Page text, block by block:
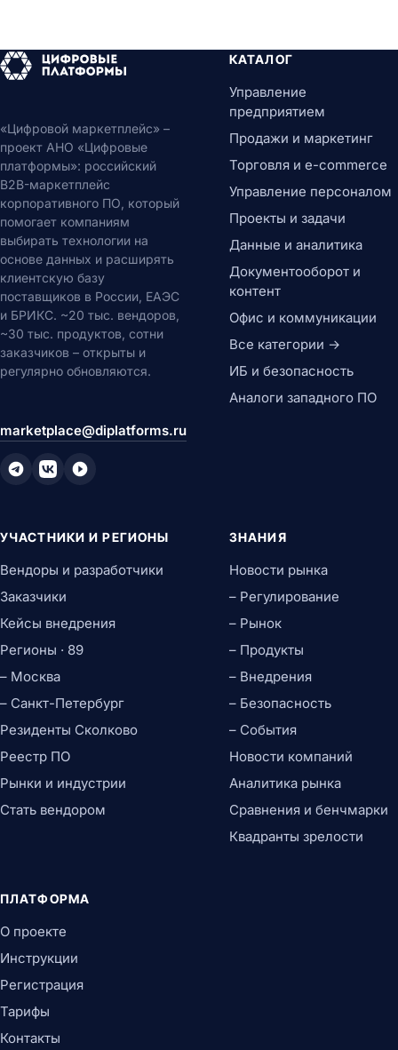
«Цифровой маркетплейс» –
проект АНО «Цифровые
платформы»: российский
B2B-маркетплейс
корпоративного ПО, который
помогает компаниям
выбирать технологии на
основе данных и расширять
клиентскую базу
поставщиков в России, ЕАЭС
и БРИКС. ~20 тыс. вендоров,
~30 тыс. продуктов, сотни
заказчиков – открыты и
регулярно обновляются.
marketplace@diplatforms.ru
КАТАЛОГ
Управление
предприятием
Продажи и маркетинг
Торговля и e-commerce
Управление персоналом
Проекты и задачи
Данные и аналитика
Документооборот и
контент
Офис и коммуникации
Все категории →
ИБ и безопасность
Аналоги западного ПО
УЧАСТНИКИ И РЕГИОНЫ
Вендоры и разработчики
Заказчики
Кейсы внедрения
Регионы · 89
– Москва
– Санкт-Петербург
Резиденты Сколково
Реестр ПО
Рынки и индустрии
Стать вендором
ЗНАНИЯ
Новости рынка
– Регулирование
– Рынок
– Продукты
– Внедрения
– Безопасность
– События
Новости компаний
Аналитика рынка
Сравнения и бенчмарки
Квадранты зрелости
ПЛАТФОРМА
О проекте
Инструкции
Регистрация
Тарифы
Контакты